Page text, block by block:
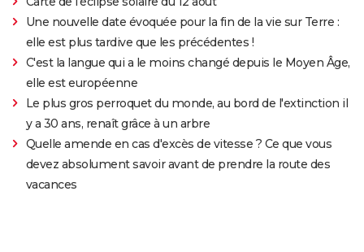
Une nouvelle date évoquée pour la fin de la vie sur Terre :
elle est plus tardive que les précédentes !
C'est la langue qui a le moins changé depuis le Moyen Âge,
elle est européenne
Le plus gros perroquet du monde, au bord de l'extinction il
y a 30 ans, renaît grâce à un arbre
Quelle amende en cas d'excès de vitesse ? Ce que vous
devez absolument savoir avant de prendre la route des
vacances